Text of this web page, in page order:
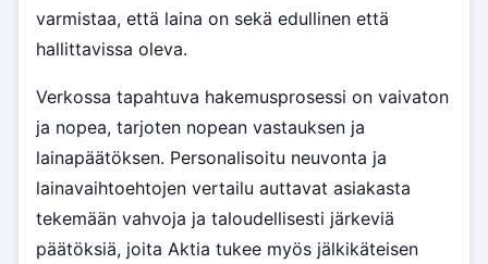
varmistaa, että laina on sekä edullinen että
hallittavissa oleva.
Verkossa tapahtuva hakemusprosessi on vaivaton
ja nopea, tarjoten nopean vastauksen ja
lainapäätöksen. Personalisoitu neuvonta ja
lainavaihtoehtojen vertailu auttavat asiakasta
tekemään vahvoja ja taloudellisesti järkeviä
päätöksiä, joita Aktia tukee myös jälkikäteisen